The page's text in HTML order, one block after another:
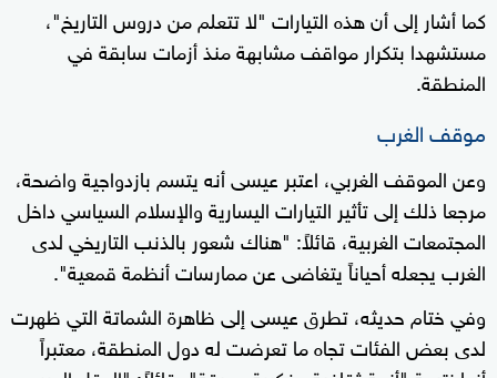
كما أشار إلى أن هذه التيارات "لا تتعلم من دروس التاريخ"،
مستشهدا بتكرار مواقف مشابهة منذ أزمات سابقة في
المنطقة.
موقف الغرب
وعن الموقف الغربي، اعتبر عيسى أنه يتسم بازدواجية واضحة،
مرجعا ذلك إلى تأثير التيارات اليسارية والإسلام السياسي داخل
المجتمعات الغربية، قائلاً: "هناك شعور بالذنب التاريخي لدى
الغرب يجعله أحياناً يتغاضى عن ممارسات أنظمة قمعية".
وفي ختام حديثه، تطرق عيسى إلى ظاهرة الشماتة التي ظهرت
لدى بعض الفئات تجاه ما تعرضت له دول المنطقة، معتبراً